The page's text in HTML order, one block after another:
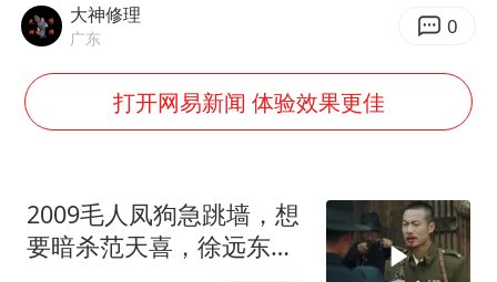
“空调24小时开着更省电”不实
粉笔教育发布“自曝式”公开信
大神修理
广东 0
打开网易新闻 体验效果更佳
2009毛人凤狗急跳墙，想
要暗杀范天喜，徐远东硬